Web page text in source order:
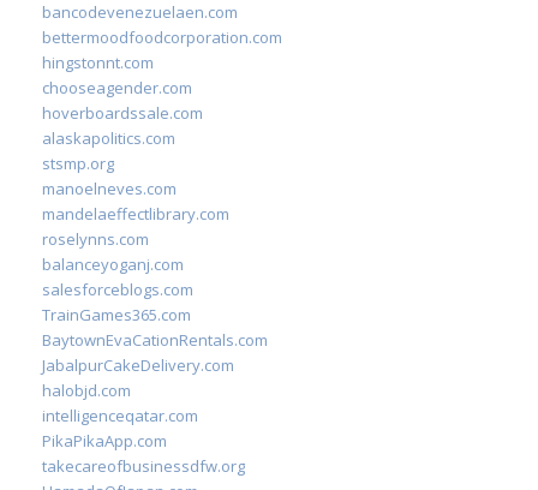
bancodevenezuelaen.com
bettermoodfoodcorporation.com
hingstonnt.com
chooseagender.com
hoverboardssale.com
alaskapolitics.com
stsmp.org
manoelneves.com
mandelaeffectlibrary.com
roselynns.com
balanceyoganj.com
salesforceblogs.com
TrainGames365.com
BaytownEvaCationRentals.com
JabalpurCakeDelivery.com
halobjd.com
intelligenceqatar.com
PikaPikaApp.com
takecareofbusinessdfw.org